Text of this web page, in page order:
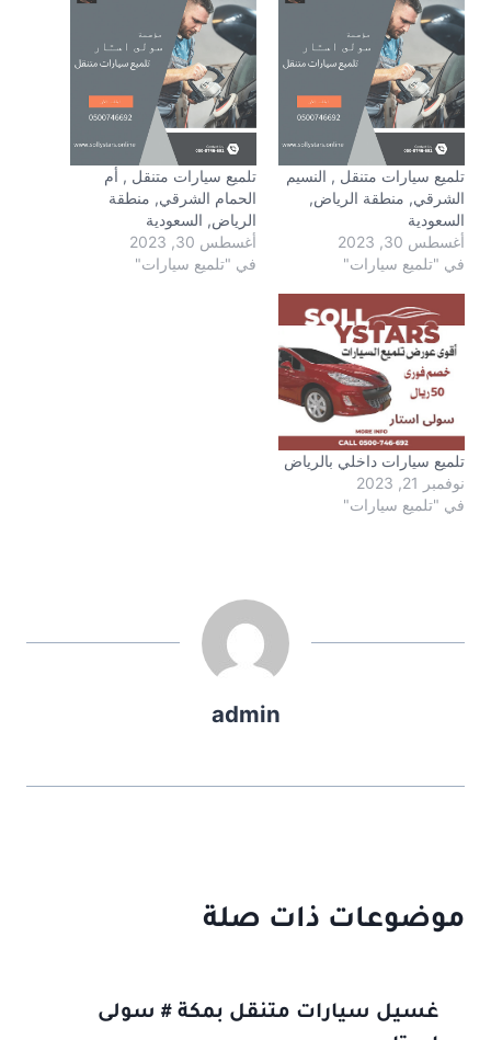
تلميع سيارات متنقل , النسيم
الشرقي, منطقة الرياض,
السعودية
أغسطس 30, 2023
في "تلميع سيارات"
تلميع سيارات متنقل , أم
الحمام الشرقي, منطقة
الرياض, السعودية
أغسطس 30, 2023
في "تلميع سيارات"
تلميع سيارات داخلي بالرياض
نوفمبر 21, 2023
في "تلميع سيارات"
admin
موضوعات ذات صلة
غسيل سيارات متنقل بمكة # سولى